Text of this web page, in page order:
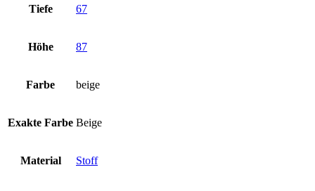
Tiefe 67
Höhe 87
Farbe beige
Exakte Farbe Beige
Material Stoff